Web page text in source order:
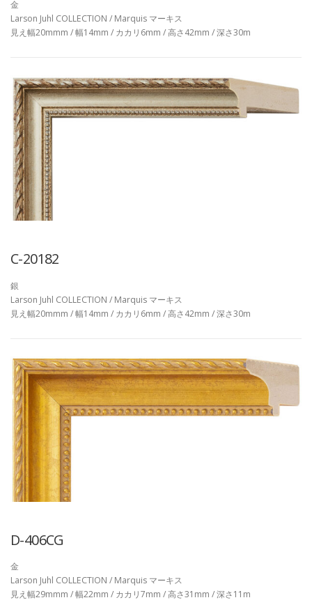
金
Larson Juhl COLLECTION / Marquis マーキス
見え幅20mmm / 幅14mm / カカリ6mm / 高さ42mm / 深さ30m
C-20182
銀
Larson Juhl COLLECTION / Marquis マーキス
見え幅20mmm / 幅14mm / カカリ6mm / 高さ42mm / 深さ30m
D-406CG
金
Larson Juhl COLLECTION / Marquis マーキス
見え幅29mmm / 幅22mm / カカリ7mm / 高さ31mm / 深さ11m